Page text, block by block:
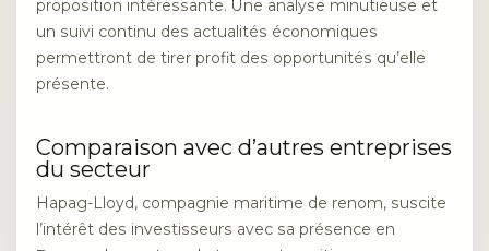
proposition intéressante. Une analyse minutieuse et
un suivi continu des actualités économiques
permettront de tirer profit des opportunités qu’elle
présente.
Comparaison avec d’autres entreprises
du secteur
Hapag-Lloyd, compagnie maritime de renom, suscite
l’intérêt des investisseurs avec sa présence en